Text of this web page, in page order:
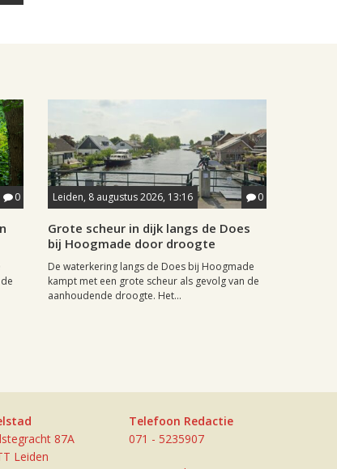
0 Leiden, 8 augustus 2026, 13:16 0
Grote scheur in dijk langs de Does
bij Hoogmade door droogte
De waterkering langs de Does bij Hoogmade
kampt met een grote scheur als gevolg van de
aanhoudende droogte. Het...
87A
Leiden
Telefoon Redactie
071 - 5235907